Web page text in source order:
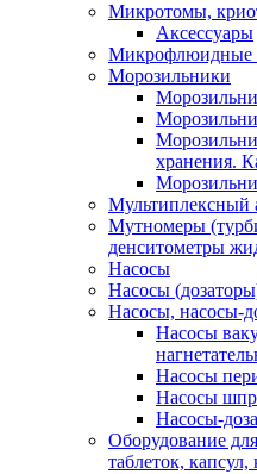
Микротомы,
Аксессуары
Микрофлюидные
Морозильники
хранения.
Мультиплексный
Мутномеры
денситометры
Насосы
Насосы
Насосы, насосы-
Насосы
Насосы
Насосы
Насосы-
Оборудование
таблеток,